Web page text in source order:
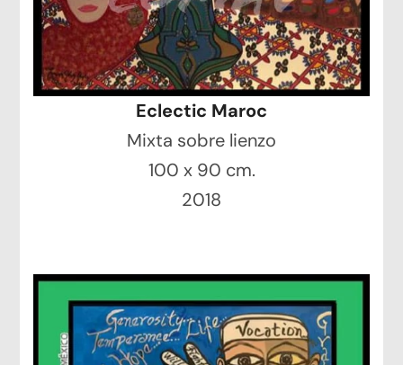
Eclectic Maroc
Mixta sobre lienzo
100 x 90 cm.
2018